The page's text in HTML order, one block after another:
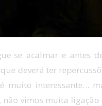
se acalmar e antes
deverá ter
é muito interessante…
não vimos muita